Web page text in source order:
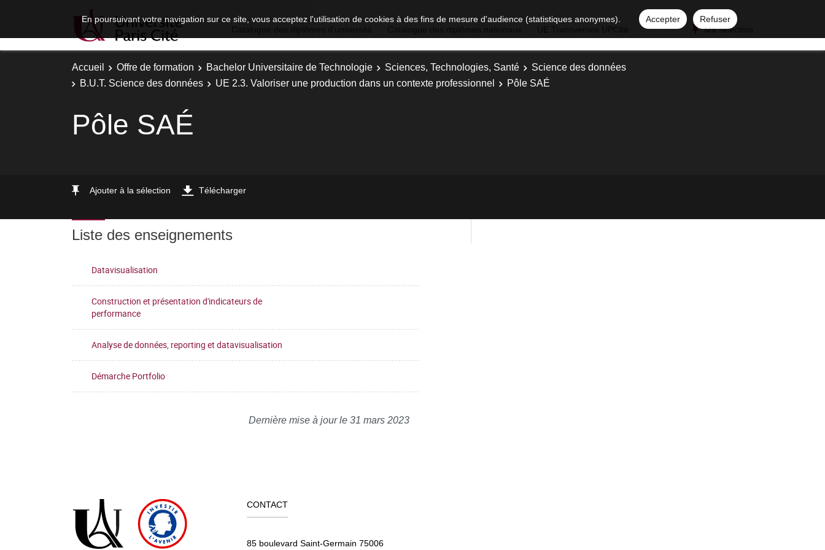
En poursuivant votre navigation sur ce site, vous acceptez l'utilisation de cookies à des fins de mesure d'audience (statistiques anonymes). Accepter
Refuser
Ma sélection
Accueil Offre de formation Bachelor Universitaire de Technologie Sciences, Technologies, Santé
Science des données
B.U.T. Science des données
UE 2.3. Valoriser une production dans un contexte professionnel Pôle SAÉ
Pôle SAÉ
Ajouter à la sélection Télécharger
Liste des enseignements
Datavisualisation
Construction et présentation d'indicateurs de
performance
Analyse de données, reporting et datavisualisation
Démarche Portfolio
Dernière mise à jour le 31 mars 2023
CONTACT
85 boulevard Saint-Germain 75006